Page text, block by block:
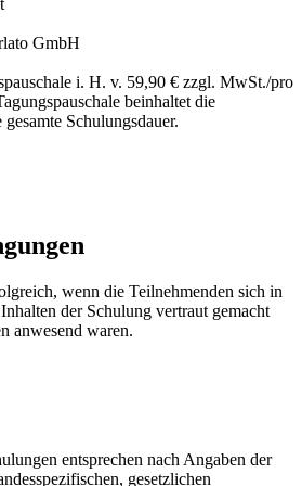
GmbH
i. H. v. 59,90 € zzgl. MwSt./pro
beinhaltet die
Schulungsdauer.
wenn die Teilnehmenden sich in
der Schulung vertraut gemacht
anwesend waren.
entsprechen nach Angaben der
gesetzlichen